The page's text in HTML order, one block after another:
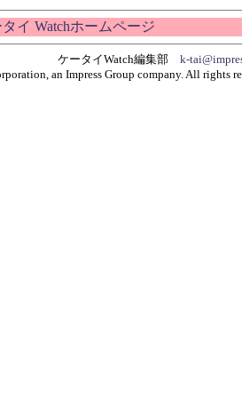
イ Watchホームページ
ケータイWatch編集部 k-
an Impress Group company. All rights